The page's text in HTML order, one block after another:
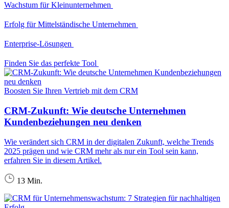
Wachstum für Kleinunternehmen
Erfolg für Mittelständische Unternehmen
Enterprise-Lösungen
Finden Sie das perfekte Tool
Boosten Sie Ihren Vertrieb mit dem CRM
CRM-Zukunft: Wie deutsche Unternehmen
Kundenbeziehungen neu denken
Wie verändert sich CRM in der digitalen Zukunft, welche Trends
2025 prägen und wie CRM mehr als nur ein Tool sein kann,
erfahren Sie in diesem Artikel.
13 Min.